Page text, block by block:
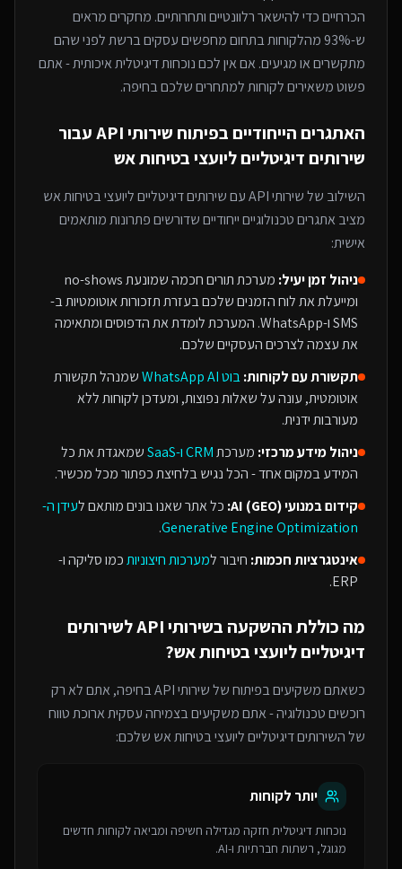
הכרחיים כדי להישאר רלוונטיים ותחרותיים. מחקרים מראים
ש-93% מהלקוחות בתחום מחפשים עסקים ברשת לפני שהם
מתקשרים או מגיעים. אם אין לכם נוכחות דיגיטלית איכותית - אתם
פשוט משאירים לקוחות למתחריםשלכם בחיפה.
האתגרים הייחודיים בפיתוח שירותי API
עבור
שירותים דיגיטליים ליועצי בטיחות אש
השילוב שלשירותי API עםשירותים דיגיטליים ליועצי בטיחות אש
מציב אתגרים טכנולוגיים ייחודיים שדורשים פתרונות מותאמים
אישית:
ניהול זמן יעיל:
מערכת תורים חכמה שמונעת no-shows
ומייעלת את לוח הזמנים שלכם בעזרת תזכורות אוטומטיות ב-
SMS ו-WhatsApp. המערכת לומדת את הדפוסים ומתאימה
את עצמה לצרכים העסקיים שלכם.
תקשורת עם לקוחות:בוט WhatsApp AI
שמנהל תקשורת
אוטומטית, עונה על שאלות נפוצות, ומעדכן לקוחות ללא
מעורבות ידנית.
ניהול מידע מרכזי: מערכתCRM ו-SaaS
שמאגדת את כל
המידע במקום אחד - הכל נגיש בלחיצת כפתור מכל מכשיר.
קידום במנועי AI (GEO):
כל אתר שאנו בונים מותאם לעידן ה-
Generative Engine Optimization
.
אינטגרציות חכמות: חיבור למערכות חיצוניותכמו סליקה ו-
ERP.
מה כוללת ההשקעה בשירותי API לשירותים
דיגיטליים ליועצי בטיחות אש?
כשאתם משקיעים בפיתוח שלשירותי API בחיפה, אתם לא רק
רוכשים טכנולוגיה - אתם משקיעים בצמיחה עסקית ארוכת טווח
של השירותים דיגיטליים ליועצי בטיחות אש שלכם:
יותר לקוחות
נוכחות דיגיטלית חזקה מגדילה חשיפה ומביאה לקוחות חדשים
מגוגל, רשתות חברתיות ו-AI.